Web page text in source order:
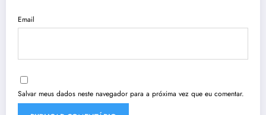
Email
Salvar meus dados neste navegador para a próxima vez que eu comentar.